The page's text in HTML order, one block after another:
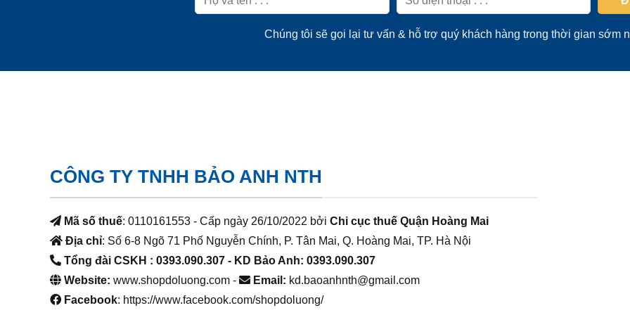
Chúng tôi sẽ gọi lại tư vấn & hỗ trợ quý khách hàng trong thời gian sớm
CÔNG TY TNHH BẢO ANH NTH
Mã số thuế: 0110161553 - Cấp ngày 26/10/2022 bởi Chi cục thuế Quận Hoàng Mai
Địa chỉ: Số 6-8 Ngõ 71 Phố Nguyễn Chính, P. Tân Mai, Q. Hoàng Mai, TP. Hà Nội
Tổng đài CSKH : 0393.090.307- KD Bảo Anh: 0393.090.307
Website: www.shopdoluong.com - Email: kd.baoanhnth@gmail.com
Facebook: https://www.facebook.com/shopdoluong/